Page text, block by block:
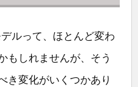
デルって、ほとんど変わ
もしれませんが、そう
き変化がいくつかあり